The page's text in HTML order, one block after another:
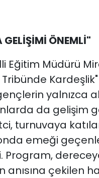
GELİŞİMİ ÖNEMLİ"
Eğitim Müdürü
yalnızca
da gelişim
turnuvaya
emeği
Program,
çekilen